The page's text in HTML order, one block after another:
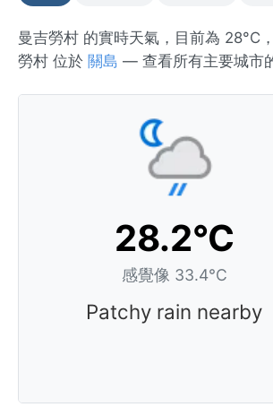
曼吉勞村 的實時天氣，目前為 28°C
勞村 位於 關島 — 查看所有主要城市
28.2°C
感覺像 33.4°C
Patchy rain nearby